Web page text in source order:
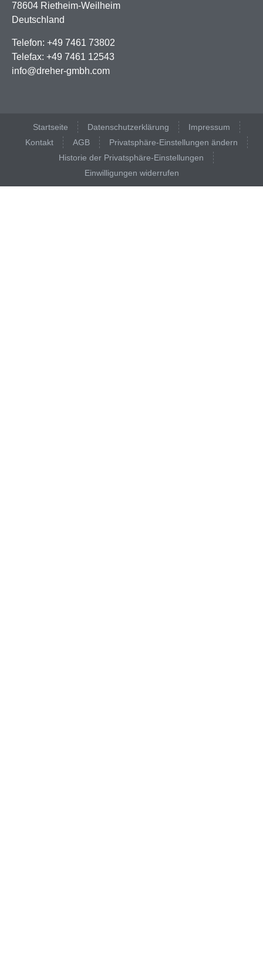
78604 Rietheim-Weilheim
Deutschland
Telefon: +­49 7461 73802
Telefax: +­49 7461 12543
info@dreher-gmbh.com
Startseite Datenschutzerklärung
Impressum
Kontakt
AGB
Privatsphäre-Einstellungen ändern
Historie der Privatsphäre-Einstellungen
Einwilligungen widerrufen